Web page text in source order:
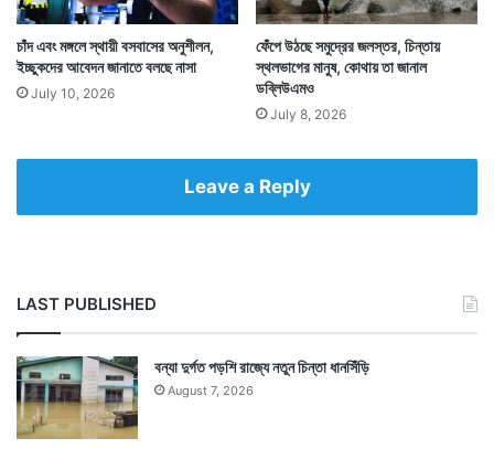
মনে করা হচ্ছে আগামী মার্চ মাসেই নিসার মহাকাশে উড়ে যাবে।
তারপর তার কাজ শুরু করবে। নিসারের সাফল্য ভারতকে মহাকাশ
চাঁদ এবং মঙ্গলে স্থায়ী বসবাসের অনুশীলন,
ইচ্ছুকদের আবেদন জানাতে বলছে নাসা
July 10, 2026
ফেঁপে উঠছে সমুদ্রের জলস্তর, চিন্তায়
স্থলভাগের মানুষ, কোথায় তা জানাল
ডব্লিউএমও
July 8, 2026
Leave a Reply
LAST PUBLISHED
বন্যা দুর্গত পড়শি রাজ্যে নতুন চিন্তা ধানসিঁড়ি
August 7, 2026